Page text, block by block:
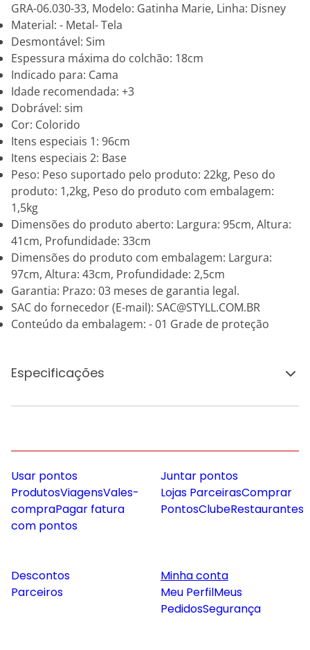
GRA-06.030-33, Modelo: Gatinha Marie, Linha: Disney
Material: - Metal- Tela
Desmontável: Sim
Espessura máxima do colchão: 18cm
Indicado para: Cama
Idade recomendada: +3
Dobrável: sim
Cor: Colorido
Itens especiais 1: 96cm
Itens especiais 2: Base
Peso: Peso suportado pelo produto: 22kg, Peso do
produto: 1,2kg, Peso do produto com embalagem:
1,5kg
Dimensões do produto aberto: Largura: 95cm, Altura:
41cm, Profundidade: 33cm
Dimensões do produto com embalagem: Largura:
97cm, Altura: 43cm, Profundidade: 2,5cm
Garantia: Prazo: 03 meses de garantia legal.
SAC do fornecedor (E-mail): SAC@STYLL.COM.BR
Conteúdo da embalagem: - 01 Grade de proteção
Especificações
Usar pontos
ProdutosViagensVales-
compraPagar fatura
com pontos
Juntar pontos
Lojas ParceirasComprar
PontosClubeRestaurantes
Descontos
Parceiros
Minha conta
Meu PerfilMeus
PedidosSegurança